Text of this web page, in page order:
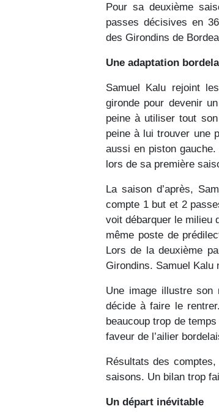
Pour sa deuxième
passes décisives en
des Girondins de
Une adaptation
Samuel Kalu rejoint
gironde pour devenir
peine à utiliser tout
peine à lui trouver une
aussi en piston
lors de sa première
La saison d’après,
compte 1 but et 2
voit débarquer le milieu
même poste de
Lors de la deuxième
Girondins. Samuel Kalu
Une image illustre son
décide à faire le
beaucoup trop de
faveur de l’ailier
Résultats des
saisons. Un bilan trop
Un départ inévitable